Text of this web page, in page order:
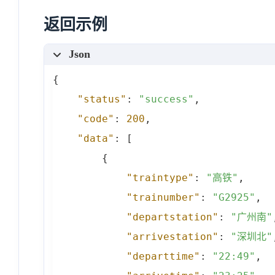
返回示例
Json
{
"status" : "success" ,
"code" : 200 ,
"data" :
[
{
"traintype" : "高铁" ,
"trainumber" : "G2925" ,
"departstation" : "广州南"
"arrivestation" : "深圳北"
"departtime" : "22:49" ,